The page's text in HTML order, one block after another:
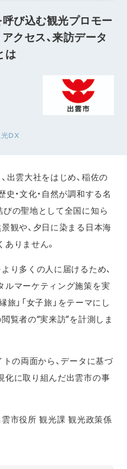
呼び込む観光プロモー
クセス、来訪データ
は
DX
出雲大社をはじめ、稲佐の
・文化・自然が調和する名
の聖地として全国に知ら
観や、夕日に染まる日本海
りません。
り多くの人に届けるため、
ルマーケティング施策を実
」「女子旅」をテーマにし
覧者の“実来訪”を計測しま
の両面から、データに基づ
化に取り組んだ出雲市の事
市役所 観光課 観光政策係